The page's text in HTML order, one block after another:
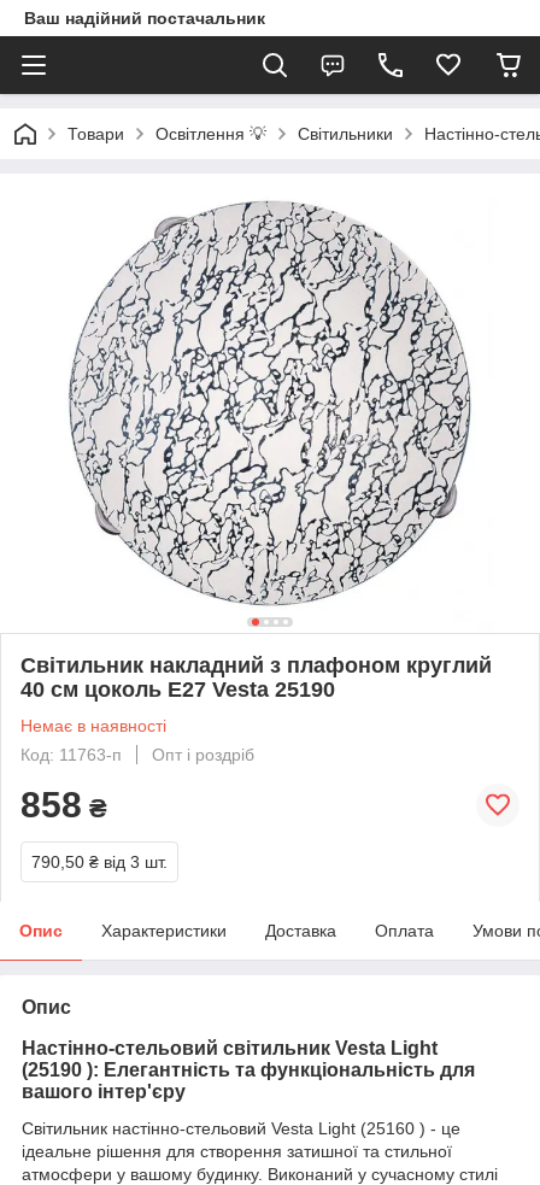
Ваш надійний постачальник
Товари Освітлення 💡 Світильники Настінно-
Світильник накладний з плафоном круглий
40 см цоколь Е27 Vesta 25190
Немає в наявності
Код: 11763-п
Опт і роздріб
858 ₴
790,50 ₴ від 3 шт.
Опис Характеристики Доставка Оплата Умови
Опис
Настінно-стельовий світильник Vesta Light
(25190 ): Елегантність та функціональність для
вашого інтер'єру
Світильник настінно-стельовий Vesta Light (25160 ) - це
ідеальне рішення для створення затишної та стильної
атмосфери у вашому будинку. Виконаний у сучасному стилі